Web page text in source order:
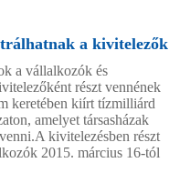
a
a vállalkozók és
részt vennének
keretében kiírt tízmilliárd
amelyet társasházak
kivitelezésben részt
2015. március 16-tól